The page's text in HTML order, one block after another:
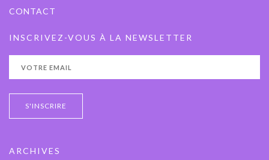
CONTACT
INSCRIVEZ-VOUS À LA NEWSLETTER
ARCHIVES